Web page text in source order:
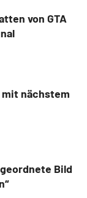
von GTA
mit nächstem
Bild